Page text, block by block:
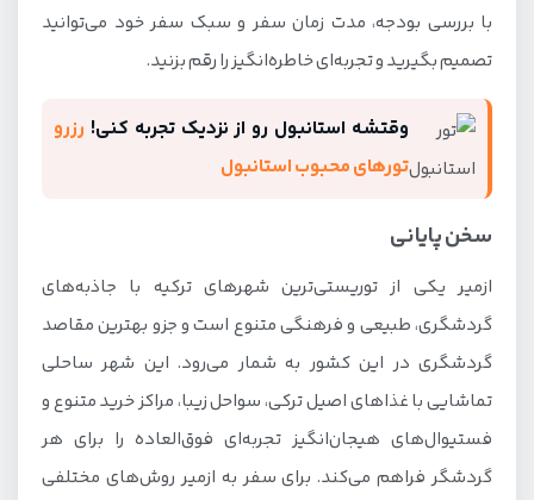
با بررسی بودجه، مدت زمان سفر و سبک سفر خود می‌توانید
تصمیم بگیرید و تجربه‌ای خاطره‌انگیز را رقم بزنید.
وقتشه استانبول رو از نزدیک تجربه کنی! رزرو
تورهای محبوب استانبول
سخن پایانی
ازمیر یکی از توریستی‌ترین شهرهای ترکیه با جاذبه‌های
گردشگری، طبیعی و فرهنگی متنوع است و جزو بهترین مقاصد
گردشگری در این کشور به شمار می‌رود. این شهر ساحلی
تماشایی با غذاهای اصیل ترکی، سواحل زیبا، مراکز خرید متنوع و
فستیوال‌های هیجان‌انگیز تجربه‌ای فوق‌العاده را برای هر
گردشگر فراهم می‌کند. برای سفر به ازمیر روش‌های مختلفی